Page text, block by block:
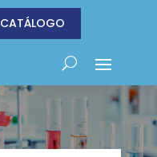
CATÁLOGO